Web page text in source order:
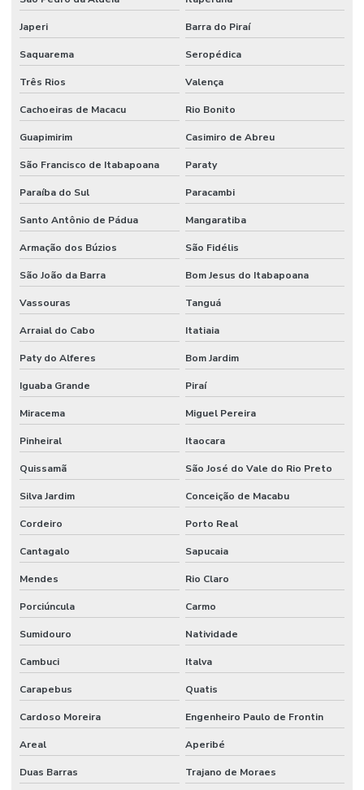
Japeri Barra do Piraí
Saquarema Seropédica
Três Rios Valença
Cachoeiras de Macacu Rio Bonito
Guapimirim Casimiro de Abreu
São Francisco de Itabapoana Paraty
Paraíba do Sul Paracambi
Santo Antônio de Pádua Mangaratiba
Armação dos Búzios São Fidélis
São João da Barra Bom Jesus do Itabapoana
Vassouras Tanguá
Arraial do Cabo Itatiaia
Paty do Alferes Bom Jardim
Iguaba Grande Piraí
Miracema Miguel Pereira
Pinheiral Itaocara
Quissamã São José do Vale do Rio Preto
Silva Jardim Conceição de Macabu
Cordeiro Porto Real
Cantagalo Sapucaia
Mendes Rio Claro
Porciúncula Carmo
Sumidouro Natividade
Cambuci Italva
Carapebus Quatis
Cardoso Moreira Engenheiro Paulo de Frontin
Areal Aperibé
Duas Barras Trajano de Moraes